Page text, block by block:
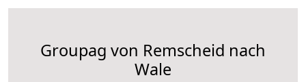
Groupag von Remscheid nach
Wale